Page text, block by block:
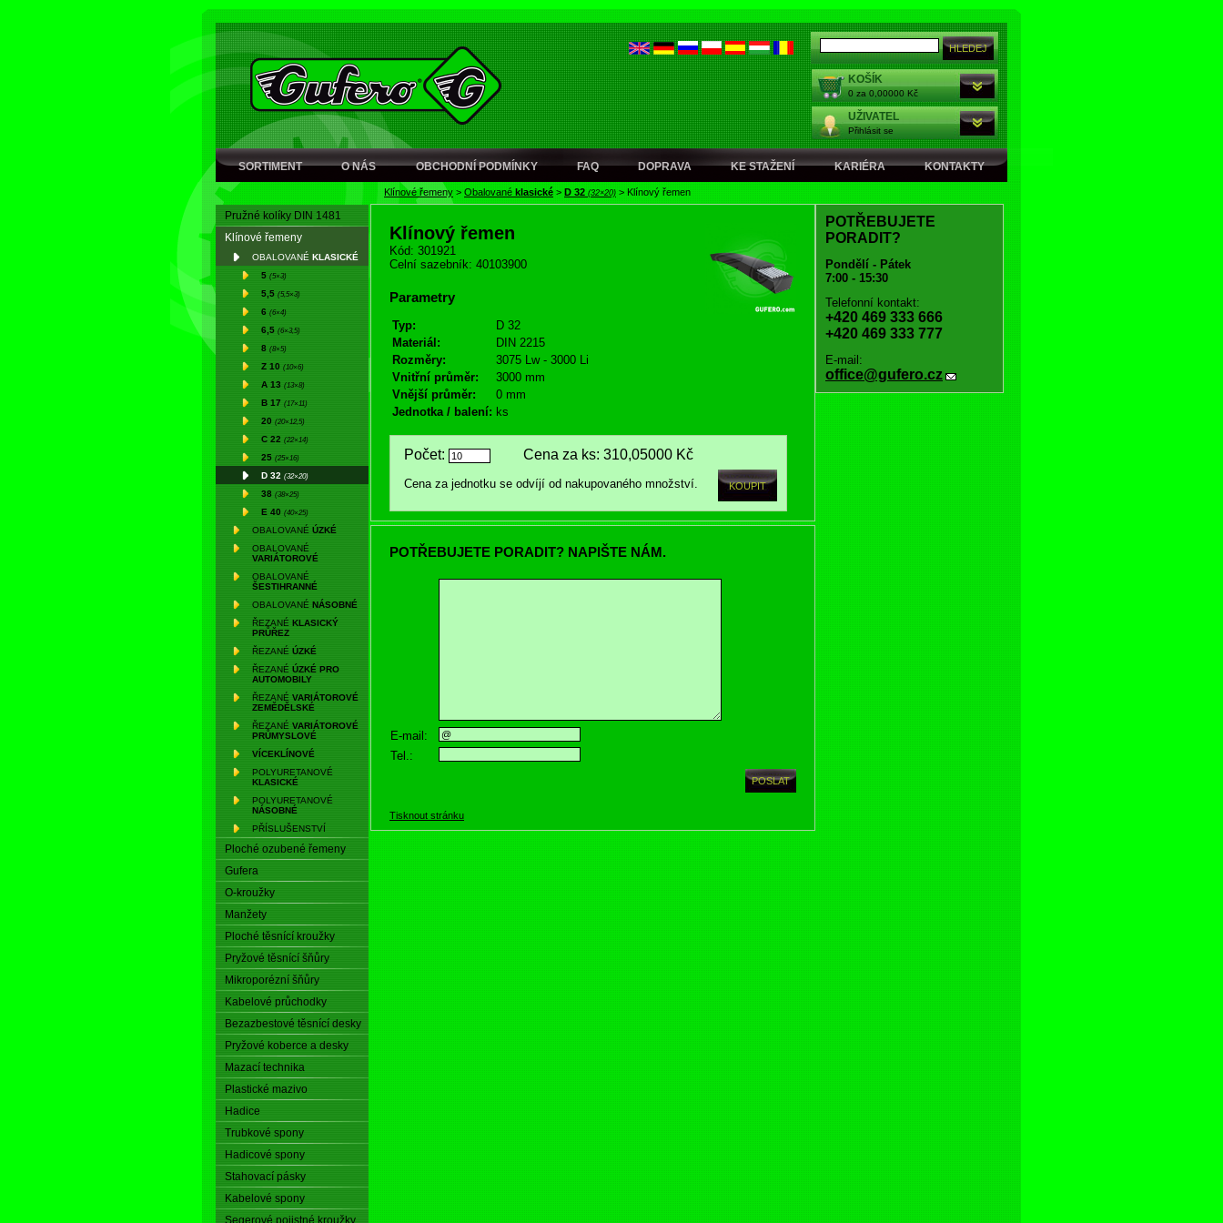
KOŠÍK
0 za 0,00000 Kč
UŽIVATEL
Přihlásit se
SORTIMENT O NÁS OBCHODNÍ PODMÍNKY FAQ DOPRAVA KE STAŽENÍ KARIÉRA KONTAKTY
Klínové řemeny > Obalované klasické > D 32 (32×20) > Klínový řemen
Pružné kolíky DIN 1481
Klínové řemeny
OBALOVANÉ KLASICKÉ
5 (5×3)
5,5 (5,5×3)
6 (6×4)
6,5 (6×3,5)
8 (8×5)
Z 10 (10×6)
A 13 (13×8)
B 17 (17×11)
20 (20×12,5)
C 22 (22×14)
25 (25×16)
D 32 (32×20)
38 (38×25)
E 40 (40×25)
OBALOVANÉ ÚZKÉ
OBALOVANÉ
VARIÁTOROVÉ
OBALOVANÉ
ŠESTIHRANNÉ
OBALOVANÉ NÁSOBNÉ
ŘEZANÉ KLASICKÝ
PRŮŘEZ
ŘEZANÉ ÚZKÉ
ŘEZANÉ ÚZKÉ PRO
AUTOMOBILY
ŘEZANÉ VARIÁTOROVÉ
ZEMĚDĚLSKÉ
ŘEZANÉ VARIÁTOROVÉ
PRŮMYSLOVÉ
VÍCEKLÍNOVÉ
POLYURETANOVÉ
KLASICKÉ
POLYURETANOVÉ
NÁSOBNÉ
PŘÍSLUŠENSTVÍ
Ploché ozubené řemeny
Gufera
O-kroužky
Manžety
Ploché těsnící kroužky
Pryžové těsnící šňůry
Mikroporézní šňůry
Kabelové průchodky
Bezazbestové těsnící desky
Pryžové koberce a desky
Mazací technika
Plastické mazivo
Hadice
Trubkové spony
Hadicové spony
Stahovací pásky
Kabelové spony
Segerové pojistné kroužky
Klínový řemen
Kód: 301921
Celní sazebník: 40103900
Parametry
Typ:
D 32
Materiál:
DIN 2215
Rozměry:
3075 Lw - 3000 Li
Vnitřní průměr:
3000 mm
Vnější průměr:
0 mm
Jednotka / balení: ks
Počet: Cena za ks: 310,05000 Kč
Cena za jednotku se odvíjí od nakupovaného množství.
POTŘEBUJETE PORADIT? NAPIŠTE NÁM.
E-mail:
Tel.:
Tisknout stránku
POTŘEBUJETE
PORADIT?
Pondělí - Pátek
7:00 - 15:30
Telefonní kontakt:
+420 469 333 666
+420 469 333 777
E-mail:
office@gufero.cz